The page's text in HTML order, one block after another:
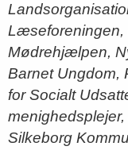
Læseforeningen,
Mødrehjælpen,
Barnet Ungdom,
for Socialt
Silkeborg